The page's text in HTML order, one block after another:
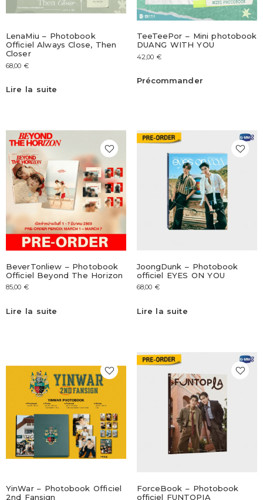
LenaMiu – Photobook
Officiel Always Close, Then
Closer
68,00 €
Lire la suite
TeeTeePor – Mini photobook
DUANG WITH YOU
42,00 €
Précommander
BeverTonliew – Photobook
Officiel Beyond The Horizon
85,00 €
Lire la suite
JoongDunk – Photobook
officiel EYES ON YOU
68,00 €
Lire la suite
YinWar – Photobook Officiel
2nd Fansign
ForceBook – Photobook
officiel FUNTOPIA